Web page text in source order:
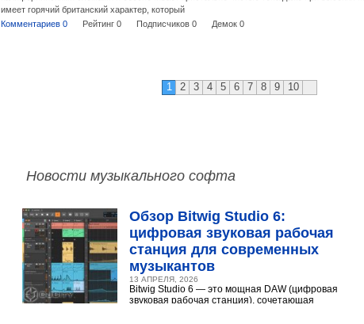
имеет горячий британский характер, который
Комментариев 0
Рейтинг 0 Подписчиков 0 Демок 0
1 2 3 4 5 6 7 8 9 10
Новости музыкального софта
Обзор Bitwig Studio 6:
цифровая звуковая рабочая
станция для современных
музыкантов
13 АПРЕЛЯ, 2026
Bitwig Studio 6 — это мощная DAW (цифровая
звуковая рабочая станция), сочетающая